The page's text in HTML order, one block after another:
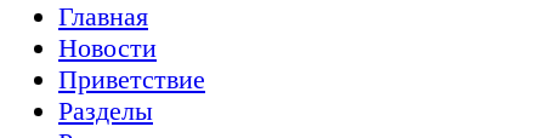
Главная
Новости
Приветствие
Разделы